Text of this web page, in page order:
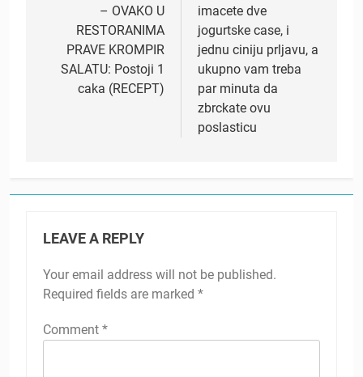
– OVAKO U
RESTORANIMA
PRAVE KROMPIR
SALATU: Postoji 1
caka (RECEPT)
imacete dve
jogurtske case, i
jednu ciniju prljavu, a
ukupno vam treba
par minuta da
zbrckate ovu
poslasticu
LEAVE A REPLY
Your email address will not be published.
Required fields are marked *
Comment *